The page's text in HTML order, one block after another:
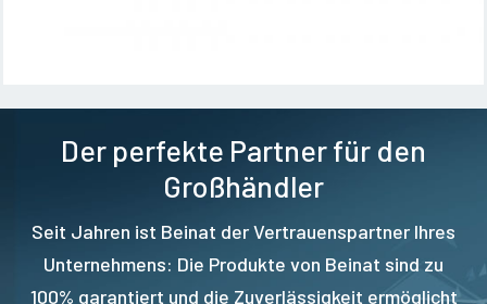
Der perfekte Partner für den
Großhändler
Seit Jahren ist Beinat der Vertrauenspartner Ihres
Unternehmens: Die Produkte von Beinat sind zu
100% garantiert und die Zuverlässigkeit ermöglicht